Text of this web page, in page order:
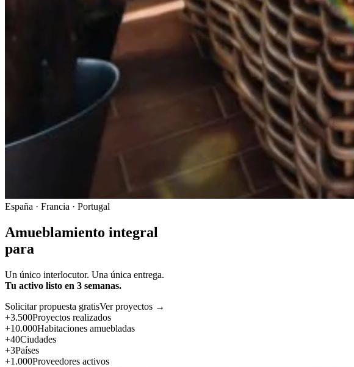
España · Francia · Portugal
Amueblamiento integral
para
Un único interlocutor. Una única entrega.
Tu activo listo en 3 semanas.
Solicitar propuesta gratisVer proyectos →
+3.500Proyectos realizados
+10.000Habitaciones amuebladas
+40Ciudades
+3Países
+1.000Proveedores activos